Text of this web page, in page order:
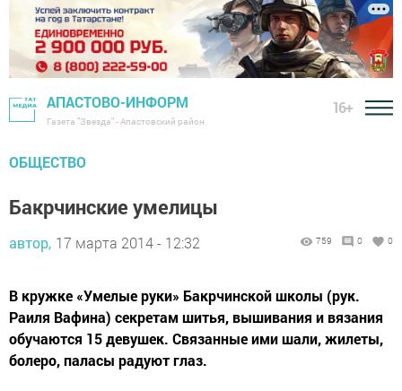
АПАСТОВО-ИНФОРМ
Газета "Звезда" - Апастовский район
16+
ОБЩЕСТВО
Бакрчинские умелицы
автор, 17 марта 2014 - 12:32 759 0 0
В кружке «Умелые руки» Бакрчинской школы (рук.
Раиля Вафина) секретам шитья, вышивания и вязания
обучаются 15 девушек. Связанные ими шали, жилеты,
болеро, паласы радуют глаз.